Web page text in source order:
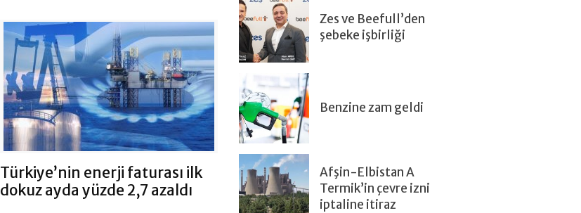
Türkiye’nin enerji faturası ilk
dokuz ayda yüzde 2,7 azaldı
Zes ve Beefull’den
şebeke işbirliği
Benzine zam geldi
Afşin-Elbistan A
Termik’in çevre izni
iptaline itiraz